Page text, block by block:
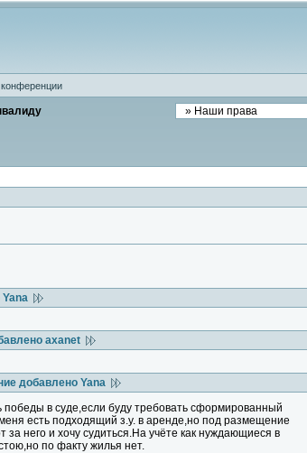
axanet
добавлено Yana
победы в суде,если буду требовать сформированный
есть подходящий з.у. в аренде,но под размещение
за него и хочу судиться.На учёте как нуждающиеся в
по факту жилья нет.